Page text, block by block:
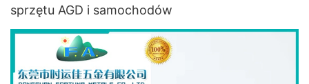
sprzętu AGD i samochodów